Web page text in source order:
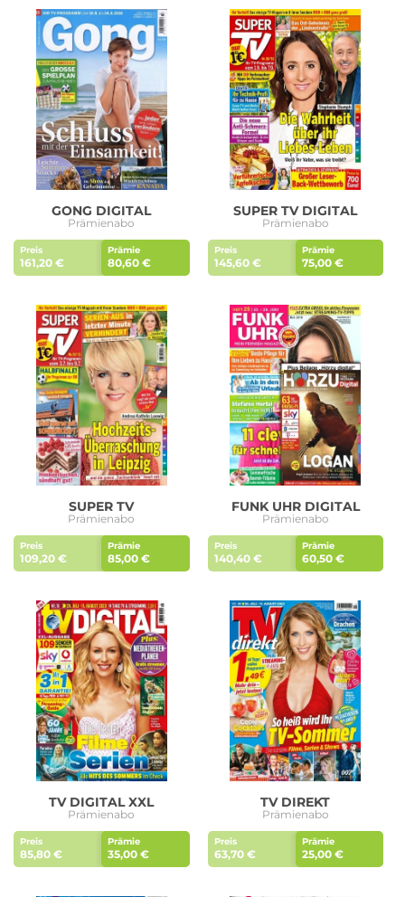
GONG DIGITAL
Prämienabo
Preis
161,20 €
Prämie
80,60 €
SUPER TV DIGITAL
Prämienabo
Preis
145,60 €
Prämie
75,00 €
SUPER TV
Prämienabo
Preis
109,20 €
Prämie
85,00 €
FUNK UHR DIGITAL
Prämienabo
Preis
140,40 €
Prämie
60,50 €
TV DIGITAL XXL
Prämienabo
Preis
85,80 €
Prämie
35,00 €
TV DIREKT
Prämienabo
Preis
63,70 €
Prämie
25,00 €